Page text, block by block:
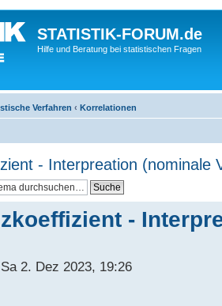
STATISTIK-FORUM.de
Hilfe und Beratung bei statistischen Fragen
Verfahren ‹ Korrelationen
- Interpreation (nominale
-
2. Dez 2023, 19:26